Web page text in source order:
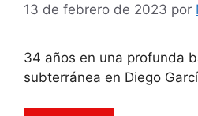
13 de febrero de 2023 por
34 años en una profunda
subterránea en Diego